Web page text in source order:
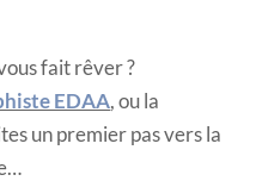
fait rêver ?
EDAA, ou la
un premier pas vers la